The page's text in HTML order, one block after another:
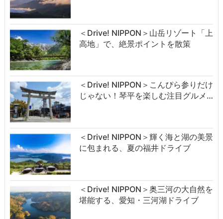
＜Drive! NIPPON＞山岳リゾート「上
高地」で、絶景ポイントを散策
＜Drive! NIPPON＞こんぴら参りだけ
じゃない！琴平を楽しむ注目グルメ…
＜Drive! NIPPON＞輝く海と湖の美景
に包まれる、夏の福井ドライブ
＜Drive! NIPPON＞奥三河の大自然を
堪能する、愛知・三河湖ドライブ